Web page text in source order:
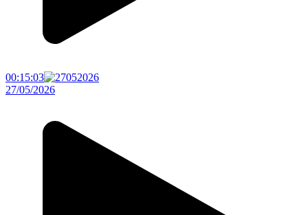
00:15:03
27/05/2026